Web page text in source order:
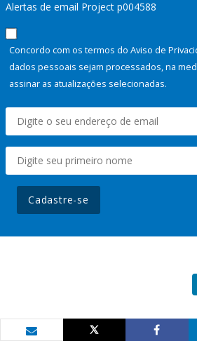
Alertas de email Project p004588
Concordo com os termos do Aviso de
dados pessoais sejam processados, na
assinar as atualizações selecionadas.
Cadastre-se